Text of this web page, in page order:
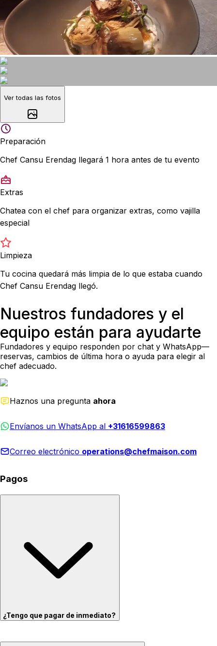
Ver todas las fotos
Preparación
Chef Cansu Erendag llegará 1 hora antes de tu evento
Extras
Chatea con el chef para organizar extras, como vajilla
especial
Limpieza
Tu cocina quedará más limpia de lo que estaba cuando
Chef Cansu Erendag llegó.
Nuestros fundadores y el
equipo están para ayudarte
Fundadores y equipo responden por chat y WhatsApp—
reservas, cambios de última hora o ayuda para elegir al
chef adecuado.
Haznos una pregunta ahora
Envíanos un WhatsApp al +31616599863
Correo electrónico operations@chefmaison.com
Pagos
¿Tengo que pagar de inmediato?